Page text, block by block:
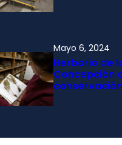
Mayo 6, 2024
Herbario de
Concepción